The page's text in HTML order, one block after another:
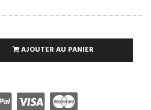
AJOUTER AU PANIER